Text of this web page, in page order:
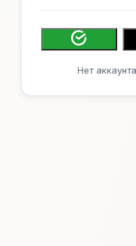
Нет